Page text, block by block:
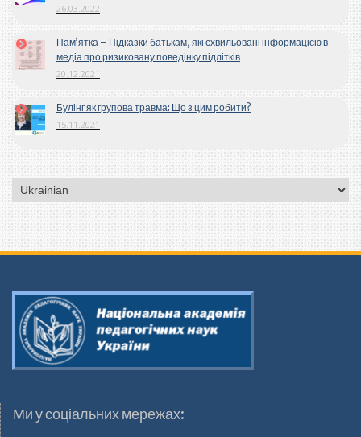
26.03.2022
Пам’ятка – Підказки батькам, які схвильовані інформацією в
медіа про ризиковану поведінку підлітків
20.12.2021
Булінг як групова травма: Що з цим робити?
15.11.2021
Вибрати
мову
Ми у соціальних мережах: